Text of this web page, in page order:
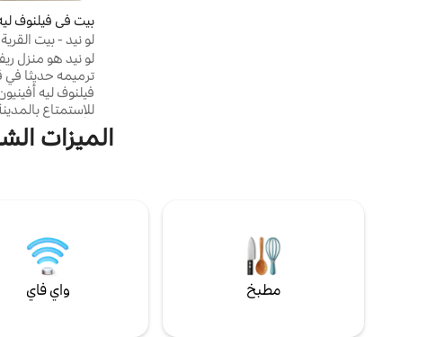
بيت في فيلنوف
لو نيد - بيت القرية
لو نيد هو منزل
ترميمه حديثا في
فيلنوف ليه
للاستمتاع
الأقدام، حيث
المعاصرة، ويعد
منطقة
الميزات
مطبخ واي فاي